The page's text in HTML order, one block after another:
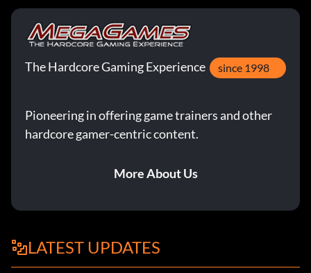
The Hardcore Gaming Experience since 1998
Pioneering in offering game trainers and other
hardcore gamer-centric content.
More About Us
LATEST UPDATES